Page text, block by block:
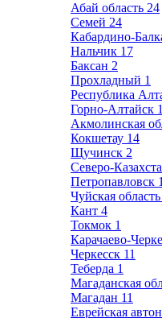
Абай область 24
Семей 24
Кабардино-
Нальчик 17
Баксан 2
Прохладный 1
Республика
Горно-Алтайск
Акмолинская
Кокшетау 14
Щучинск 2
Северо-
Петропавловск
Чуйская область
Кант 4
Токмок 1
Карачаево-
Черкесск 11
Теберда 1
Магаданская
Магадан 11
Еврейская